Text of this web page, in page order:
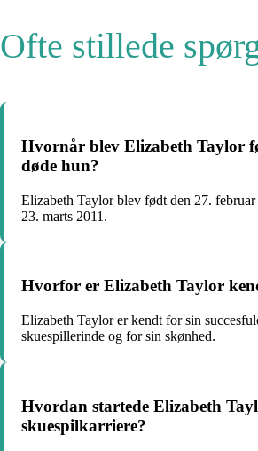
Ofte stillede
Hvornår blev Elizabeth Taylor
døde hun?
Elizabeth Taylor blev født den 27.
23. marts 2011.
Hvorfor er Elizabeth Taylor
Elizabeth Taylor er kendt for sin
skuespillerinde og for sin skønhed.
Hvordan startede Elizabeth
skuespilkarriere?